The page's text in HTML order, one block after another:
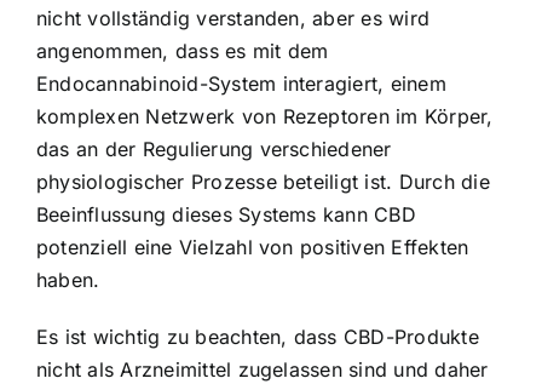
nicht vollständig verstanden, aber es wird
angenommen, dass es mit dem
Endocannabinoid-System interagiert, einem
komplexen Netzwerk von Rezeptoren im Körper,
das an der Regulierung verschiedener
physiologischer Prozesse beteiligt ist. Durch die
Beeinflussung dieses Systems kann CBD
potenziell eine Vielzahl von positiven Effekten
haben.
Es ist wichtig zu beachten, dass CBD-Produkte
nicht als Arzneimittel zugelassen sind und daher